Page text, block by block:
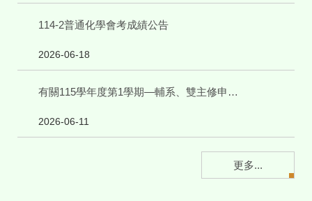
114-2普通化學會考成績公告
2026-06-18
有關115學年度第1學期—輔系、雙主修申請事宜
2026-06-11
更多...